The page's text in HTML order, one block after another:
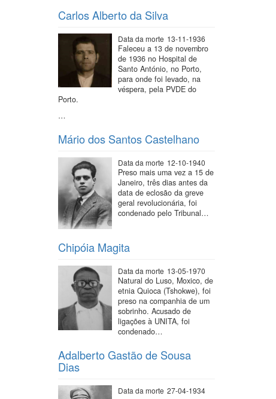
Carlos Alberto da Silva
Data da morte 13-11-1936
Faleceu a 13 de novembro
de 1936 no Hospital de
Santo António, no Porto,
para onde foi levado, na
véspera, pela PVDE do
Porto.
…
Mário dos Santos Castelhano
Data da morte 12-10-1940
Preso mais uma vez a 15 de
Janeiro, três dias antes da
data de eclosão da greve
geral revolucionária, foi
condenado pelo Tribunal…
Chipóia Magita
Data da morte 13-05-1970
Natural do Luso, Moxico, de
etnia Quioca (Tshokwe), foi
preso na companhia de um
sobrinho. Acusado de
ligações à UNITA, foi
condenado…
Adalberto Gastão de Sousa
Dias
Data da morte 27-04-1934